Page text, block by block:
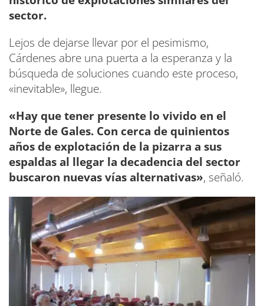
sector.
Lejos de dejarse llevar por el pesimismo,
Cárdenes abre una puerta a la esperanza y la
búsqueda de soluciones cuando este proceso,
«inevitable», llegue.
«Hay que tener presente lo vivido en el
Norte de Gales. Con cerca de quinientos
años de explotación de la pizarra a sus
espaldas al llegar la decadencia del sector
buscaron nuevas vías alternativas», señaló.